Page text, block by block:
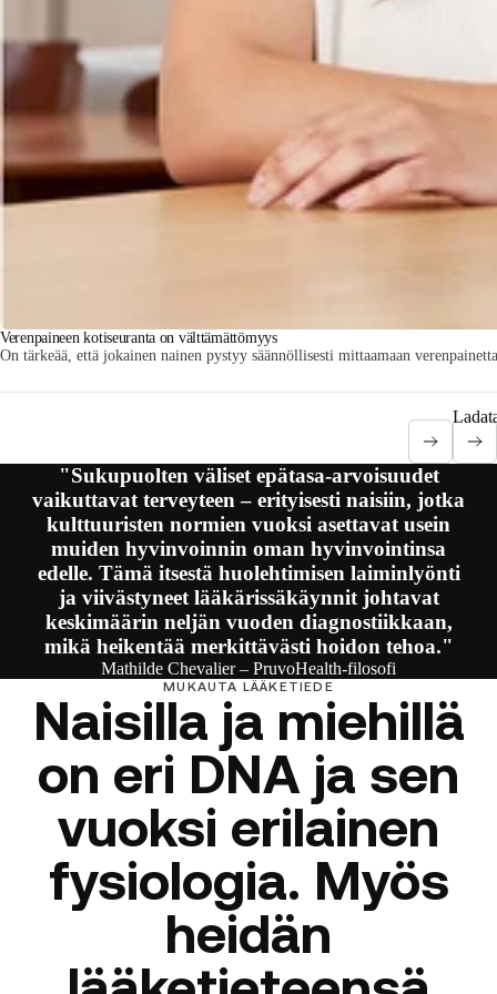
Verenpaineen kotiseuranta on välttämättömyys
On tärkeää, että jokainen nainen pystyy säännöllisesti mittaamaan
"Sukupuolten väliset epätasa-arvoisuudet
vaikuttavat terveyteen – erityisesti naisiin, jotka
kulttuuristen normien vuoksi asettavat usein
muiden hyvinvoinnin oman hyvinvointinsa
edelle. Tämä itsestä huolehtimisen laiminlyönti
ja viivästyneet lääkärissäkäynnit johtavat
keskimäärin neljän vuoden diagnostiikkaan,
mikä heikentää merkittävästi hoidon tehoa."
Mathilde Chevalier – PruvoHealth-filosofi
MUKAUTA LÄÄKETIEDE
Naisilla ja miehillä
on eri DNA ja sen
vuoksi erilainen
fysiologia. Myös
heidän